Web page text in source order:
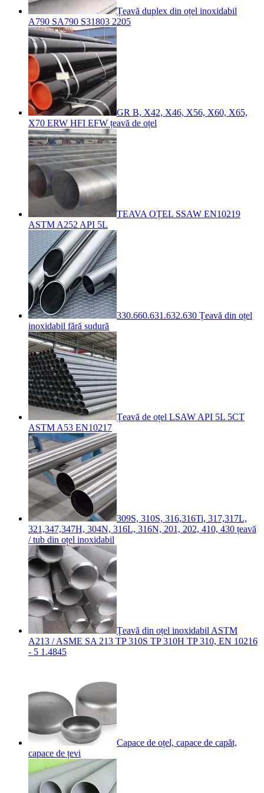
Țeavă duplex din oțel inoxidabil
A790 SA790 S31803 2205
GR B, X42, X46, X56, X60, X65,
X70 ERW HFI EFW țeavă de oțel
TEAVA OȚEL SSAW EN10219
ASTM A252 API 5L
330.660.631.632.630 Țeavă din oțel
inoxidabil fără sudură
Țeavă de oțel LSAW API 5L 5CT
ASTM A53 EN10217
309S, 310S, 316,316Ti, 317,317L,
321,347,347H, 304N, 316L, 316N, 201, 202, 410, 430 țeavă
/ tub din oțel inoxidabil
Țeavă din oțel inoxidabil ASTM
A213 / ASME SA 213 TP 310S TP 310H TP 310, EN 10216
- 5 1.4845
Capace de oțel, capace de capăt,
capace de țevi